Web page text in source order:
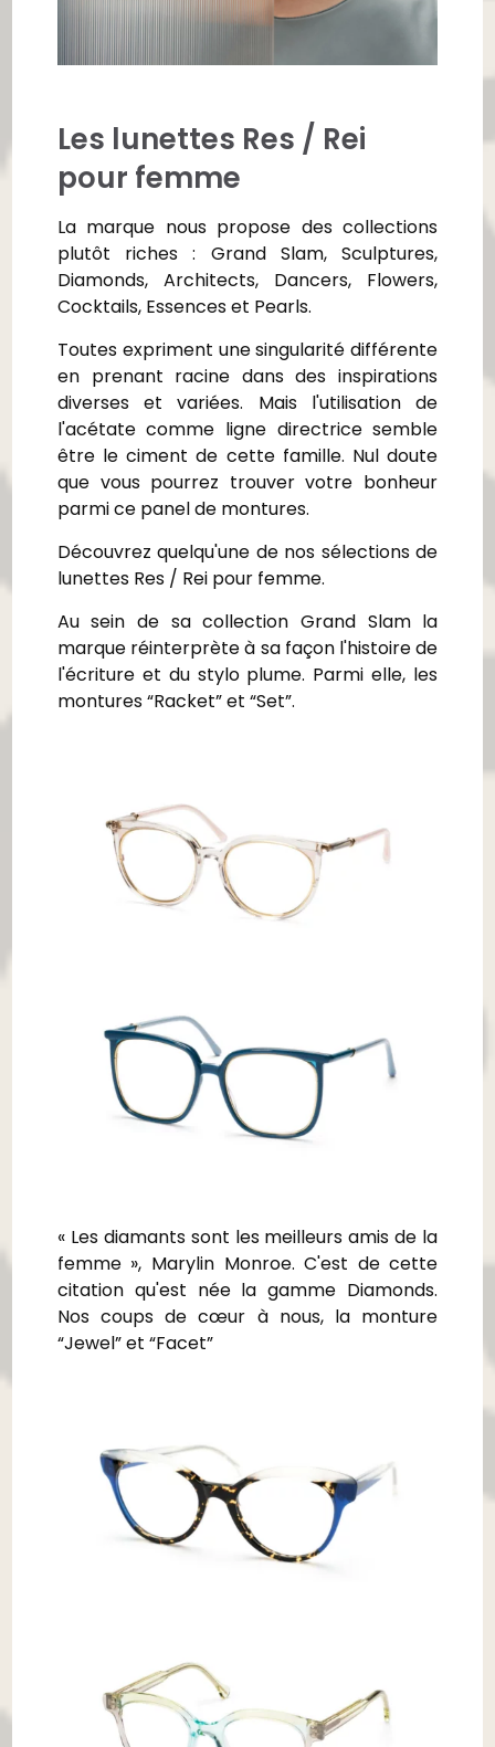
Les lunettes Res / Rei
pour femme
La marque nous propose des collections
plutôt riches : Grand Slam, Sculptures,
Diamonds, Architects, Dancers, Flowers,
Cocktails, Essences et Pearls.
Toutes expriment une singularité différente
en prenant racine dans des inspirations
diverses et variées. Mais l'utilisation de
l'acétate comme ligne directrice semble
être le ciment de cette famille. Nul doute
que vous pourrez trouver votre bonheur
parmi ce panel de montures.
Découvrez quelqu'une de nos sélections de
lunettes Res / Rei pour femme.
Au sein de sa collection Grand Slam la
marque réinterprète à sa façon l'histoire de
l'écriture et du stylo plume. Parmi elle, les
montures “Racket” et “Set”.
« Les diamants sont les meilleurs amis de la
femme », Marylin Monroe. C'est de cette
citation qu'est née la gamme Diamonds.
Nos coups de cœur à nous, la monture
“Jewel” et “Facet”